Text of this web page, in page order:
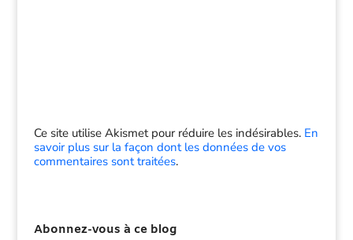
Ce site utilise Akismet pour réduire les indésirables. En
savoir plus sur la façon dont les données de vos
commentaires sont traitées.
Abonnez-vous à ce blog